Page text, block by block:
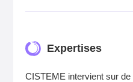
Expertises
CISTEME intervient sur